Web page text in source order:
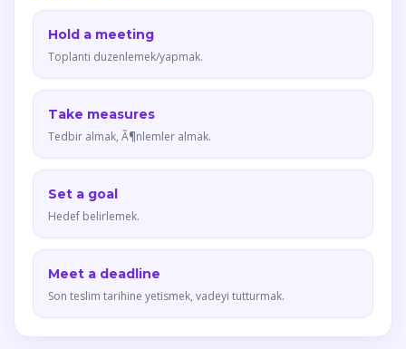
Hold a meeting
Toplanti duzenlemek/yapmak.
Take measures
Tedbir almak, Ã¶nlemler almak.
Set a goal
Hedef belirlemek.
Meet a deadline
Son teslim tarihine yetismek, vadeyi tutturmak.